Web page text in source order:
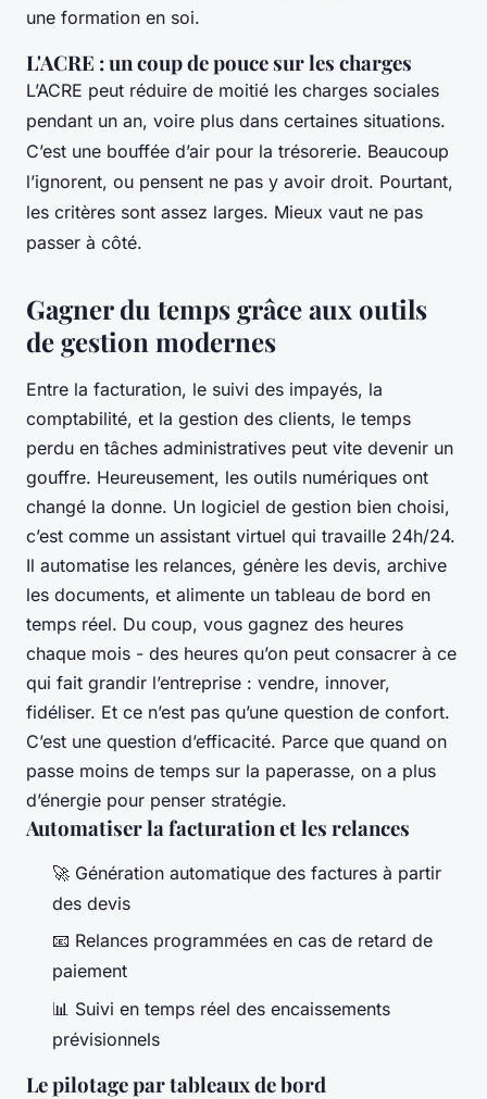
une formation en soi.
L'ACRE : un coup de pouce sur les charges
L’ACRE peut réduire de moitié les charges sociales
pendant un an, voire plus dans certaines situations.
C’est une bouffée d’air pour la trésorerie. Beaucoup
l’ignorent, ou pensent ne pas y avoir droit. Pourtant,
les critères sont assez larges. Mieux vaut ne pas
passer à côté.
Gagner du temps grâce aux outils
de gestion modernes
Entre la facturation, le suivi des impayés, la
comptabilité, et la gestion des clients, le temps
perdu en tâches administratives peut vite devenir un
gouffre. Heureusement, les outils numériques ont
changé la donne. Un logiciel de gestion bien choisi,
c’est comme un assistant virtuel qui travaille 24h/24.
Il automatise les relances, génère les devis, archive
les documents, et alimente un tableau de bord en
temps réel. Du coup, vous gagnez des heures
chaque mois - des heures qu’on peut consacrer à ce
qui fait grandir l’entreprise : vendre, innover,
fidéliser. Et ce n’est pas qu’une question de confort.
C’est une question d’efficacité. Parce que quand on
passe moins de temps sur la paperasse, on a plus
d’énergie pour penser stratégie.
Automatiser la facturation et les relances
🚀 Génération automatique des factures à partir
des devis
📧 Relances programmées en cas de retard de
paiement
📊 Suivi en temps réel des encaissements
prévisionnels
Le pilotage par tableaux de bord